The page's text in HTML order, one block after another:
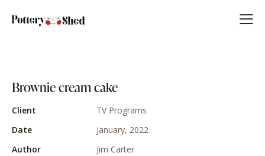
Brownie cream cake
Client
TV Programs
Date
January, 2022
Author
Jim Carter